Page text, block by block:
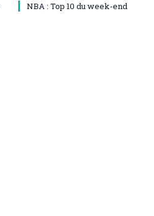
NBA : Top 10 du week-end